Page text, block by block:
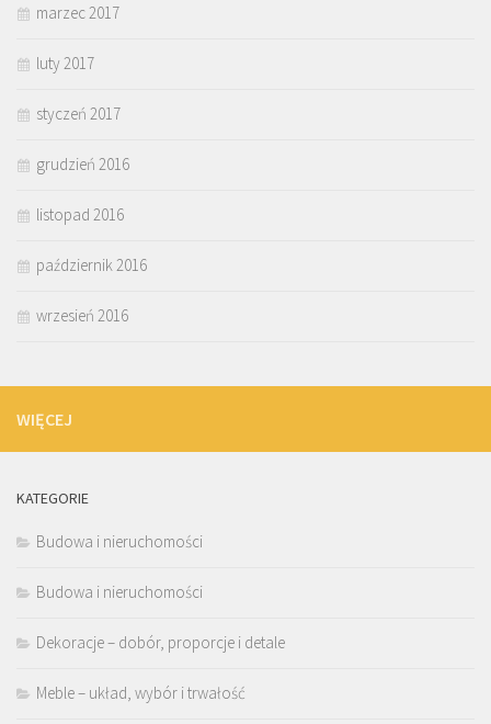
marzec 2017
luty 2017
styczeń 2017
grudzień 2016
listopad 2016
październik 2016
wrzesień 2016
WIĘCEJ
KATEGORIE
Budowa i nieruchomości
Budowa i nieruchomości
Dekoracje – dobór, proporcje i detale
Meble – układ, wybór i trwałość